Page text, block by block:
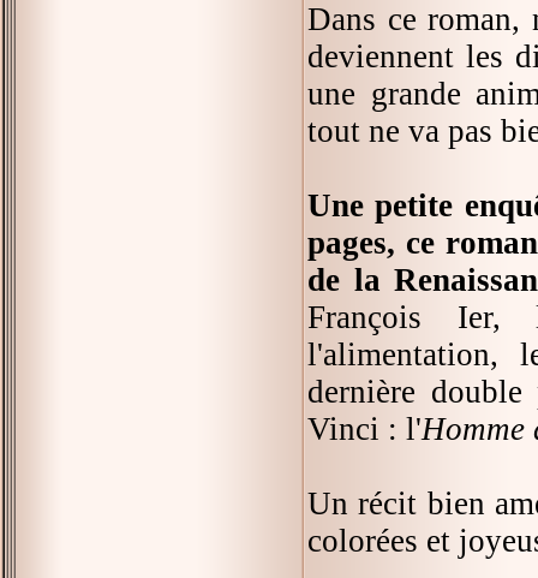
Dans ce
deviennent les
une grande
tout ne va pas
Une petite
pages, ce
de la
François Ier,
l'alimentation,
dernière
Vinci : l'Homme
Un récit bien
colorées et